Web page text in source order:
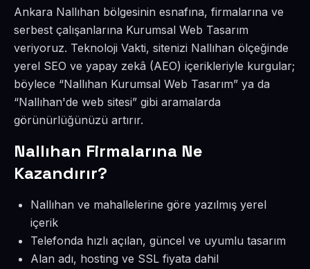
Ankara Nallıhan bölgesinin esnafına, firmalarına ve
serbest çalışanlarına Kurumsal Web Tasarım
veriyoruz. Teknoloji Vakti, sitenizi Nallıhan ölçeğinde
yerel SEO ve yapay zekâ (AEO) içerikleriyle kurgular;
böylece “Nallıhan Kurumsal Web Tasarım” ya da
“Nallıhan'de web sitesi” gibi aramalarda
görünürlüğünüzü artırır.
Nallıhan Firmalarına Ne
Kazandırır?
Nallıhan ve mahallelerine göre yazılmış yerel
içerik
Telefonda hızlı açılan, güncel ve uyumlu tasarım
Alan adı, hosting ve SSL fiyata dahil